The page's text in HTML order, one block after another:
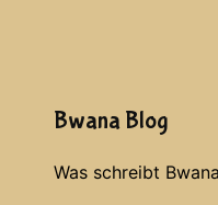
Bwana Blog
Was schreibt